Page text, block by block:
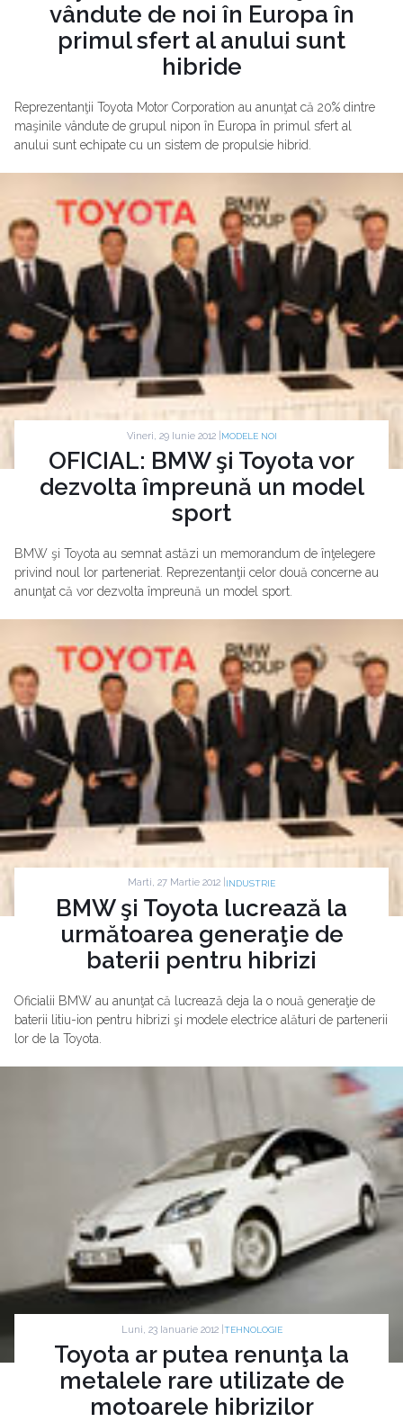
vândute de noi în Europa în
primul sfert al anului sunt
hibride
Reprezentanţii Toyota Motor Corporation au anunţat că 20% dintre
maşinile vândute de grupul nipon în Europa în primul sfert al
anului sunt echipate cu un sistem de propulsie hibrid.
Vineri, 29 Iunie 2012 | MODELE NOI
OFICIAL: BMW şi Toyota vor
dezvolta împreună un model
sport
BMW şi Toyota au semnat astăzi un memorandum de înţelegere
privind noul lor parteneriat. Reprezentanţii celor două concerne au
anunţat că vor dezvolta împreună un model sport.
Marti, 27 Martie 2012 | INDUSTRIE
BMW şi Toyota lucrează la
următoarea generaţie de
baterii pentru hibrizi
Oficialii BMW au anunţat că lucrează deja la o nouă generaţie de
baterii litiu-ion pentru hibrizi şi modele electrice alături de partenerii
lor de la Toyota.
Luni, 23 Ianuarie 2012 | TEHNOLOGIE
Toyota ar putea renunţa la
metalele rare utilizate de
motoarele hibrizilor